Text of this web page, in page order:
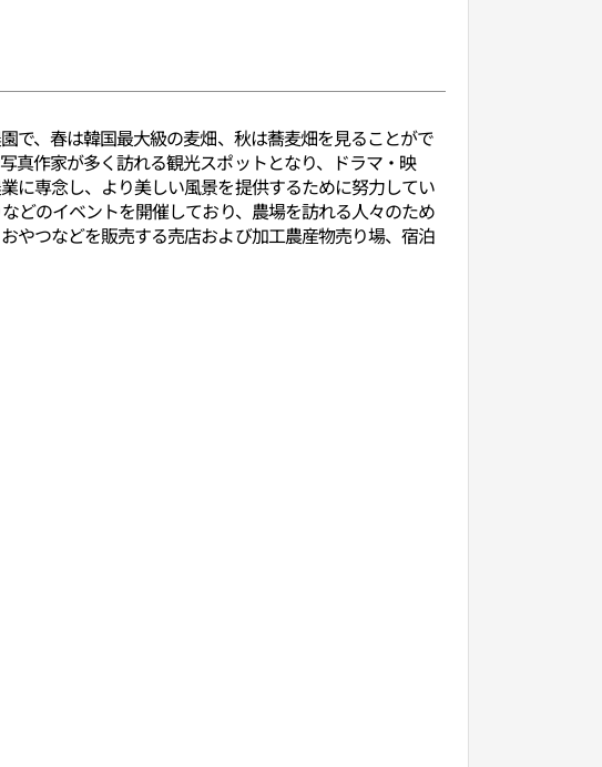
で、春は韓国最大級の麦畑、秋は蕎麦畑を見ることがで
真作家が多く訪れる観光スポットとなり、ドラマ・映
に専念し、より美しい風景を提供するために努力してい
どのイベントを開催しており、農場を訪れる人々のため
やつなどを販売する売店および加工農産物売り場、宿泊